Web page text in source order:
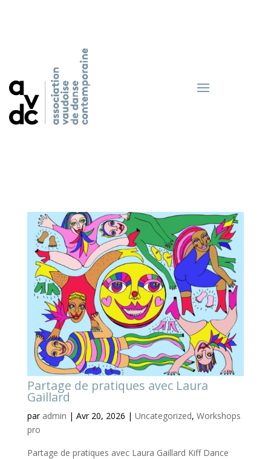
Partage de pratiques avec Laura
Gaillard
par admin | Avr 20, 2026 | Uncategorized, Workshops
pro
Partage de pratiques avec Laura Gaillard Kiff Dance